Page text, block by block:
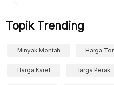
Topik Trending
Minyak Mentah Harga
Harga Karet Harga Perak